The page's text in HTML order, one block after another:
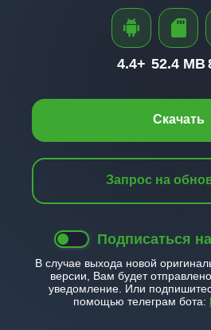
Скачать
Запрос на
Подписаться
В случае выхода новой
версии, Вам будет
уведомление. Или
помощью телеграм бота:
4.4+ 52.4 MB